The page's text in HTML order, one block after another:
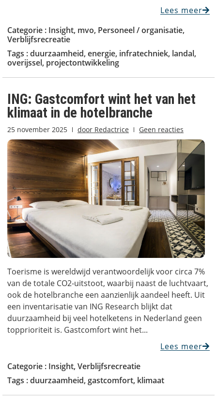
Lees meer
Categorie : Insight, mvo, Personeel / organisatie,
Verblijfsrecreatie
Tags :duurzaamheid, energie, infratechniek, landal,
overijssel, projectontwikkeling
ING: Gastcomfort wint het van het
klimaat in de hotelbranche
25 november 2025 door Redactrice Geen reacties
Toerisme is wereldwijd verantwoordelijk voor circa 7%
van de totale CO2-uitstoot, waarbij naast de luchtvaart,
ook de hotelbranche een aanzienlijk aandeel heeft. Uit
een inventarisatie van ING Research blijkt dat
duurzaamheid bij veel hotelketens in Nederland geen
topprioriteit is. Gastcomfort wint het...
Lees meer
Categorie : Insight, Verblijfsrecreatie
Tags :duurzaamheid, gastcomfort, klimaat